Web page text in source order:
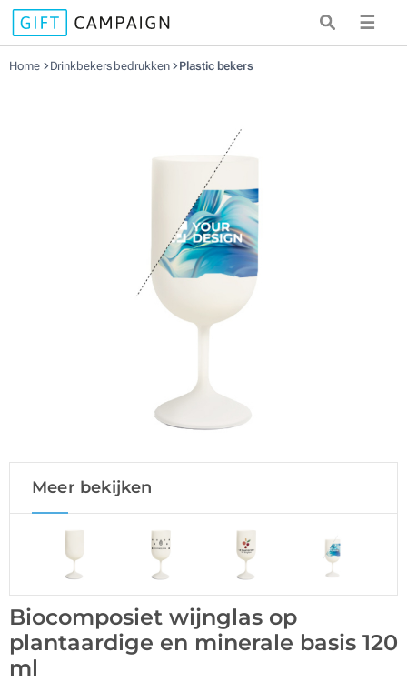
☰
Home Drinkbekers bedrukken Plastic bekers
Meer bekijken
Biocomposiet wijnglas op
plantaardige en minerale basis 120
ml